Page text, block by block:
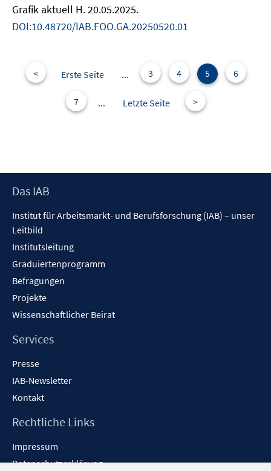
Grafik aktuell H. 20.05.2025.
DOI:10.48720/IAB.FOO.GA.20250520.01
< Erste Seite ... 3 4 5 6
7 ... Letzte Seite >
Footer
Das IAB
Institut für Arbeitsmarkt- und Berufsforschung (IAB) – unser
Leitbild
Institutsleitung
Graduiertenprogramm
Befragungen
Projekte
Wissenschaftlicher Beirat
Services
Presse
IAB-Newsletter
Kontakt
Rechtliche Links
Impressum
Datenschutzerklärung